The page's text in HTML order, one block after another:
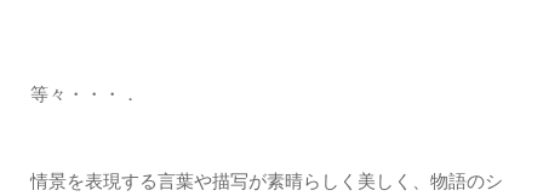
等々・・・．
情景を表現する言葉や描写が素晴らしく美しく、物語のシ